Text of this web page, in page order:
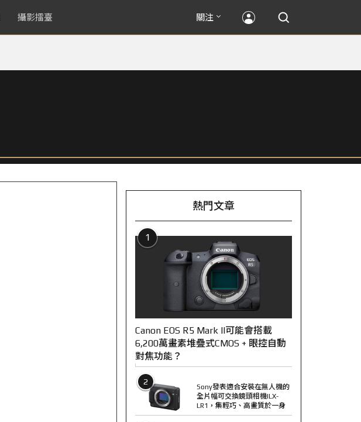
攝影擂臺 關注
熱門文章
1
Canon EOS R5 Mark II可能會搭載
6,200萬畫素堆疊式CMOS + 眼控自動
對焦功能？
2
Sony發表適合安裝在無人機的
全片幅可交換鏡頭相機ILX-
LR1，集輕巧、高畫質於一身